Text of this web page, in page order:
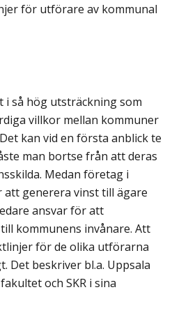
för utförare av kommunal
i så hög utsträckning som
villkor mellan kommuner
kan vid en första anblick te
man bortse från att deras
Medan företag i
generera vinst till ägare
ansvar för att
kommunens invånare. Att
för de olika utförarna
Det beskriver bl.a. Uppsala
och SKR i sina